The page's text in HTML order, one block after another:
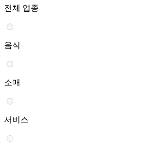
전체 업종
음식
소매
서비스